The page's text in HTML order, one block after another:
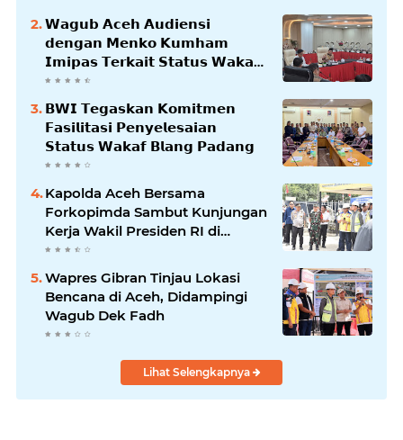
𝗪𝗮𝗴𝘂𝗯 𝗔𝗰𝗲𝗵 𝗔𝘂𝗱𝗶𝗲𝗻𝘀𝗶
𝗱𝗲𝗻𝗴𝗮𝗻 𝗠𝗲𝗻𝗸𝗼 𝗞𝘂𝗺𝗵𝗮𝗺
𝗜𝗺𝗶𝗽𝗮𝘀 𝗧𝗲𝗿𝗸𝗮𝗶𝘁 𝗦𝘁𝗮𝘁𝘂𝘀 𝗪𝗮𝗸𝗮𝗳
𝗕𝗹𝗮𝗻𝗴𝗽𝗮𝗱𝗮𝗻𝗴
𝗕𝗪𝗜 𝗧𝗲𝗴𝗮𝘀𝗸𝗮𝗻 𝗞𝗼𝗺𝗶𝘁𝗺𝗲𝗻
𝗙𝗮𝘀𝗶𝗹𝗶𝘁𝗮𝘀𝗶 𝗣𝗲𝗻𝘆𝗲𝗹𝗲𝘀𝗮𝗶𝗮𝗻
𝗦𝘁𝗮𝘁𝘂𝘀 𝗪𝗮𝗸𝗮𝗳 𝗕𝗹𝗮𝗻𝗴 𝗣𝗮𝗱𝗮𝗻𝗴
Kapolda Aceh Bersama
Forkopimda Sambut Kunjungan
Kerja Wakil Presiden RI di
Kabupaten Bireuen
Wapres Gibran Tinjau Lokasi
Bencana di Aceh, Didampingi
Wagub Dek Fadh
Lihat Selengkapnya